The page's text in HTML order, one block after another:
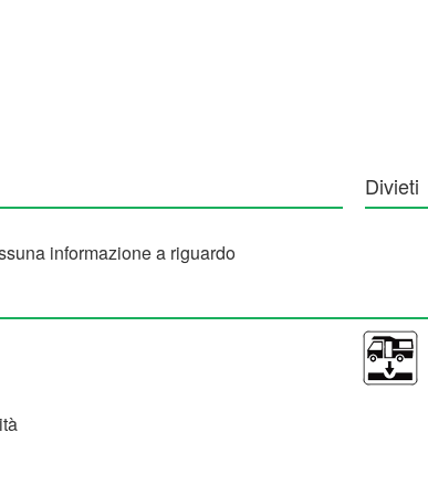
informazione a riguardo
Divieti